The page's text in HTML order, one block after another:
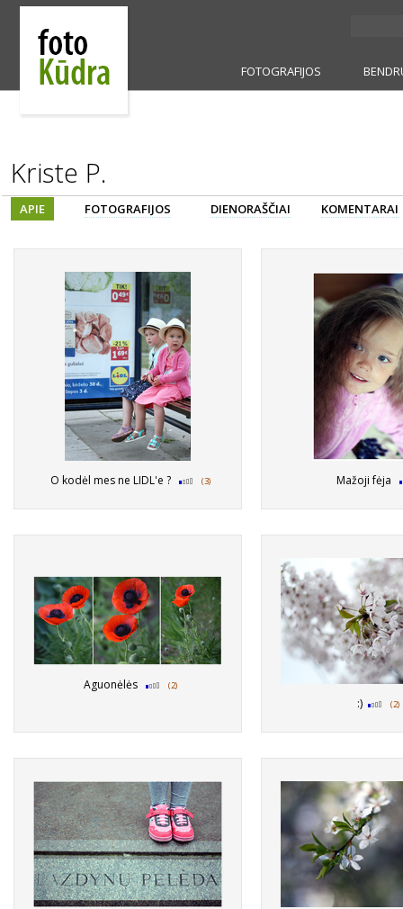
FOTOGRAFIJOS
Kriste P.
APIE FOTOGRAFIJOS DIENORAŠČIAI KOMENTARAI
O kodėl mes ne LIDL'e ? (3) Mažoji fėja
Aguonėlės (2)
:) (2)